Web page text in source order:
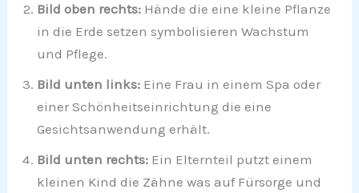
Bild oben rechts: Hände die eine kleine Pflanze
in die Erde setzen symbolisieren Wachstum
und Pflege.
Bild unten links: Eine Frau in einem Spa oder
einer Schönheitseinrichtung die eine
Gesichtsanwendung erhält.
Bild unten rechts: Ein Elternteil putzt einem
kleinen Kind die Zähne was auf Fürsorge und